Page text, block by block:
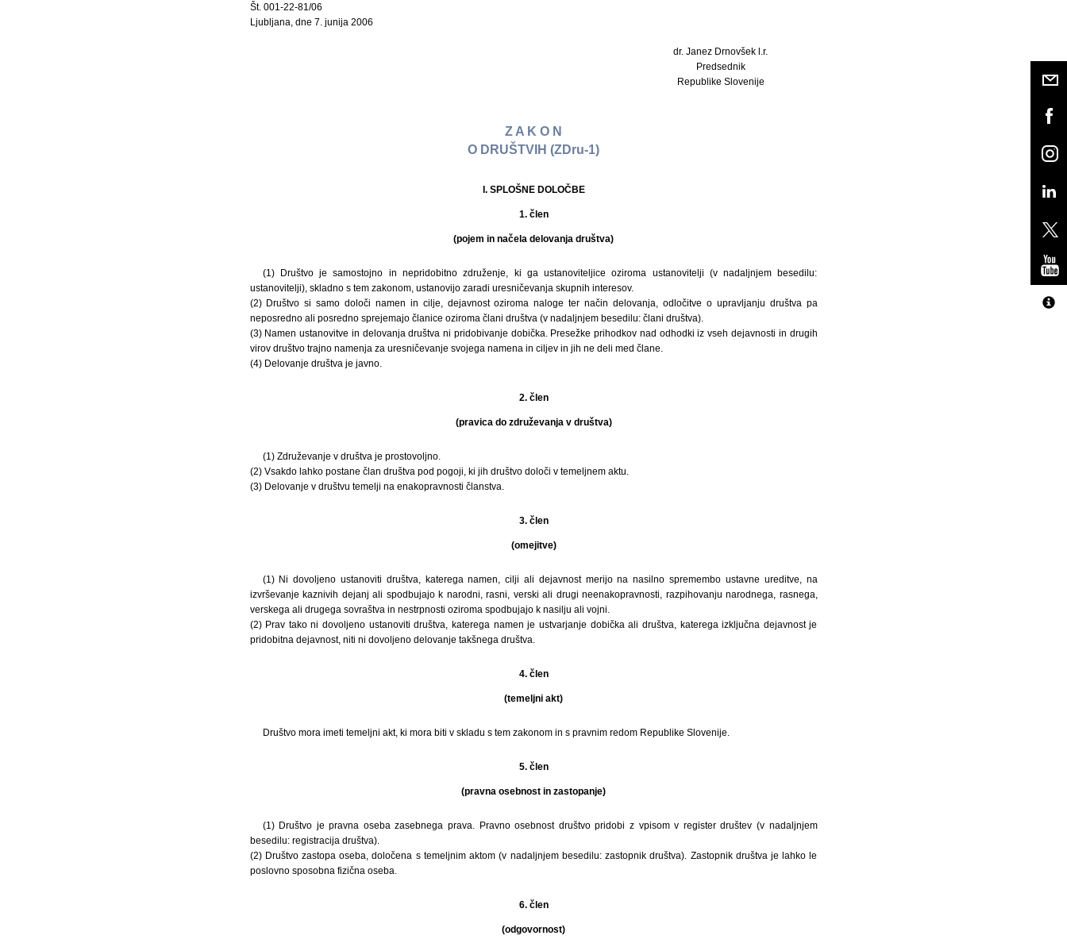
Št. 001-22-81/06
Ljubljana, dne 7. junija 2006
dr. Janez Drnovšek l.r.
Predsednik
Republike Slovenije
Z A K O N
O DRUŠTVIH (ZDru-1)
I. SPLOŠNE DOLOČBE
1. člen
(pojem in načela delovanja društva)
(1) Društvo je samostojno in nepridobitno združenje, ki ga ustanoviteljice oziroma ustanovitelji (v nadaljnjem besedilu:
ustanovitelji), skladno s tem zakonom, ustanovijo zaradi uresničevanja skupnih interesov.
(2) Društvo si samo določi namen in cilje, dejavnost oziroma naloge ter način delovanja, odločitve o upravljanju društva pa
neposredno ali posredno sprejemajo članice oziroma člani društva (v nadaljnjem besedilu: člani društva).
(3) Namen ustanovitve in delovanja društva ni pridobivanje dobička. Presežke prihodkov nad odhodki iz vseh dejavnosti in drugih
virov društvo trajno namenja za uresničevanje svojega namena in ciljev in jih ne deli med člane.
(4) Delovanje društva je javno.
2. člen
(pravica do združevanja v društva)
(1) Združevanje v društva je prostovoljno.
(2) Vsakdo lahko postane član društva pod pogoji, ki jih društvo določi v temeljnem aktu.
(3) Delovanje v društvu temelji na enakopravnosti članstva.
3. člen
(omejitve)
(1) Ni dovoljeno ustanoviti društva, katerega namen, cilji ali dejavnost merijo na nasilno spremembo ustavne ureditve, na
izvrševanje kaznivih dejanj ali spodbujajo k narodni, rasni, verski ali drugi neenakopravnosti, razpihovanju narodnega, rasnega,
verskega ali drugega sovraštva in nestrpnosti oziroma spodbujajo k nasilju ali vojni.
(2) Prav tako ni dovoljeno ustanoviti društva, katerega namen je ustvarjanje dobička ali društva, katerega izključna dejavnost je
pridobitna dejavnost, niti ni dovoljeno delovanje takšnega društva.
4. člen
(temeljni akt)
Društvo mora imeti temeljni akt, ki mora biti v skladu s tem zakonom in s pravnim redom Republike Slovenije.
5. člen
(pravna osebnost in zastopanje)
(1) Društvo je pravna oseba zasebnega prava. Pravno osebnost društvo pridobi z vpisom v register društev (v nadaljnjem
besedilu: registracija društva).
(2) Društvo zastopa oseba, določena s temeljnim aktom (v nadaljnjem besedilu: zastopnik društva). Zastopnik društva je lahko le
poslovno sposobna fizična oseba.
6. člen
(odgovornost)